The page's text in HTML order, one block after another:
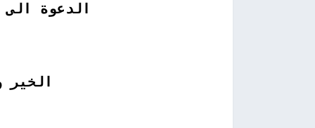
الدعوة الى
الخير